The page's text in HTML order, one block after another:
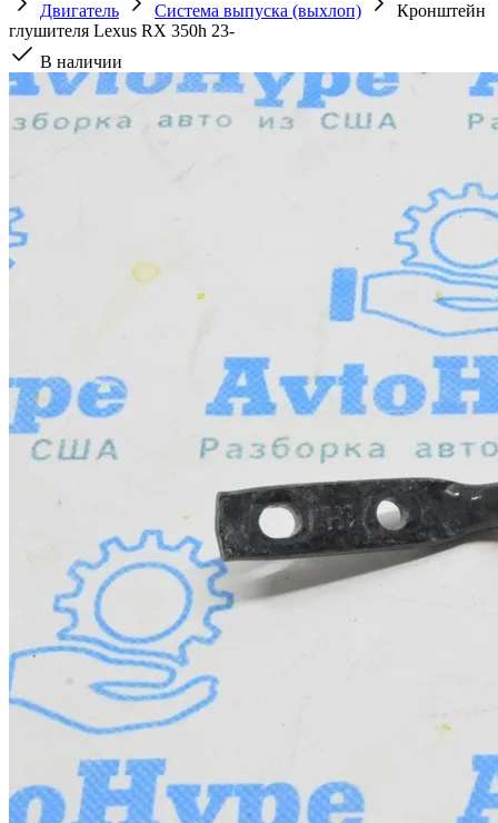
Двигатель
Система выпуска (выхлоп)
Кронштейн
глушителя Lexus RX 350h 23-
В наличии